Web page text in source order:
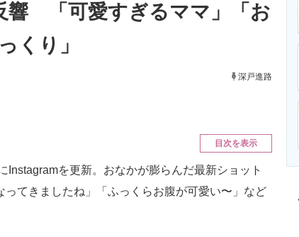
合サイト IT製品の技術・比較・事例 製造業のIT導入
エネルギーの
響 「可愛すぎるママ」「お
くり」
深戸進路
目次を表示
を更新。おなかが膨らんだ最新ショット
てきましたね」「ふっくらお腹が可愛い〜」など